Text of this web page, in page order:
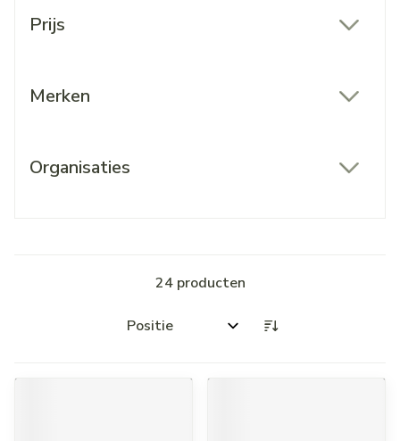
Prijs
Merken
Organisaties
24producten
Sorteer op: